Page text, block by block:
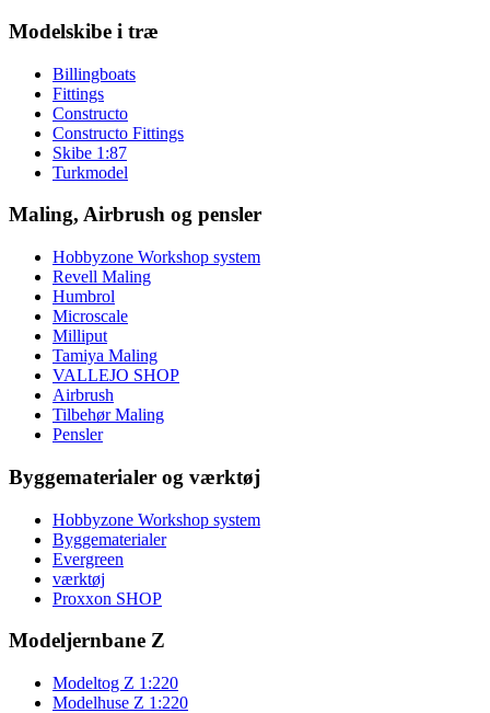
Modelskibe i træ
Billingboats
Fittings
Constructo
Constructo Fittings
Skibe 1:87
Turkmodel
Maling, Airbrush og pensler
Hobbyzone Workshop system
Revell Maling
Humbrol
Microscale
Milliput
Tamiya Maling
VALLEJO SHOP
Airbrush
Tilbehør Maling
Pensler
Byggematerialer og værktøj
Hobbyzone Workshop system
Byggematerialer
Evergreen
værktøj
Proxxon SHOP
Modeljernbane Z
Modeltog Z 1:220
Modelhuse Z 1:220